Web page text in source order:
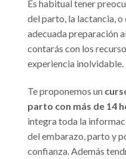
Es habitual tener
del parto, la lactancia, o
adecuada preparación
contarás con los
experiencia inolvidable.
Te proponemos un
parto con más de 14
integra toda la
del embarazo, parto y
confianza. Además